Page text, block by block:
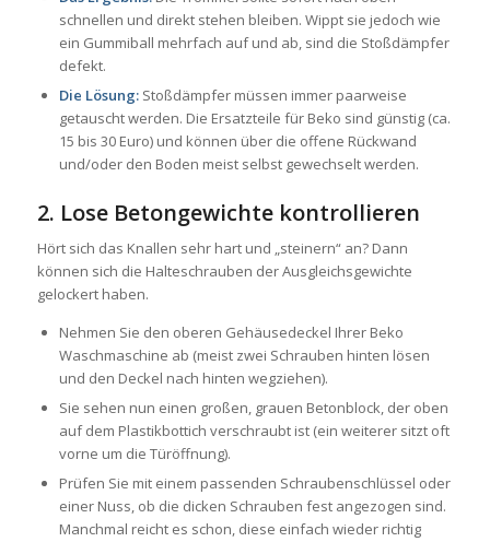
schnellen und direkt stehen bleiben. Wippt sie jedoch wie
ein Gummiball mehrfach auf und ab, sind die Stoßdämpfer
defekt.
Die Lösung:Stoßdämpfer müssen immer paarweise
getauscht werden. Die Ersatzteile für Beko sind günstig (ca.
15 bis 30 Euro) und können über die offene Rückwand
und/oder den Boden meist selbst gewechselt werden.
2. Lose Betongewichte kontrollieren
Hört sich das Knallen sehr hart und „steinern“ an? Dann
können sich die Halteschrauben der Ausgleichsgewichte
gelockert haben.
Nehmen Sie den oberen Gehäusedeckel Ihrer Beko
Waschmaschine ab (meist zwei Schrauben hinten lösen
und den Deckel nach hinten wegziehen).
Sie sehen nun einen großen, grauen Betonblock, der oben
auf dem Plastikbottich verschraubt ist (ein weiterer sitzt oft
vorne um die Türöffnung).
Prüfen Sie mit einem passenden Schraubenschlüssel oder
einer Nuss, ob die dicken Schrauben fest angezogen sind.
Manchmal reicht es schon, diese einfach wieder richtig